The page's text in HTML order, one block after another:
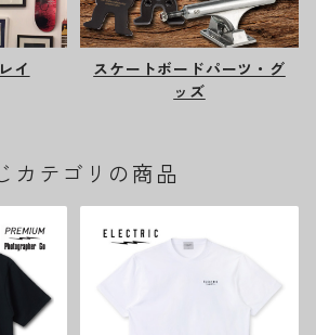
イ
スケートボードパーツ・グ
ッズ
カテゴリの商品